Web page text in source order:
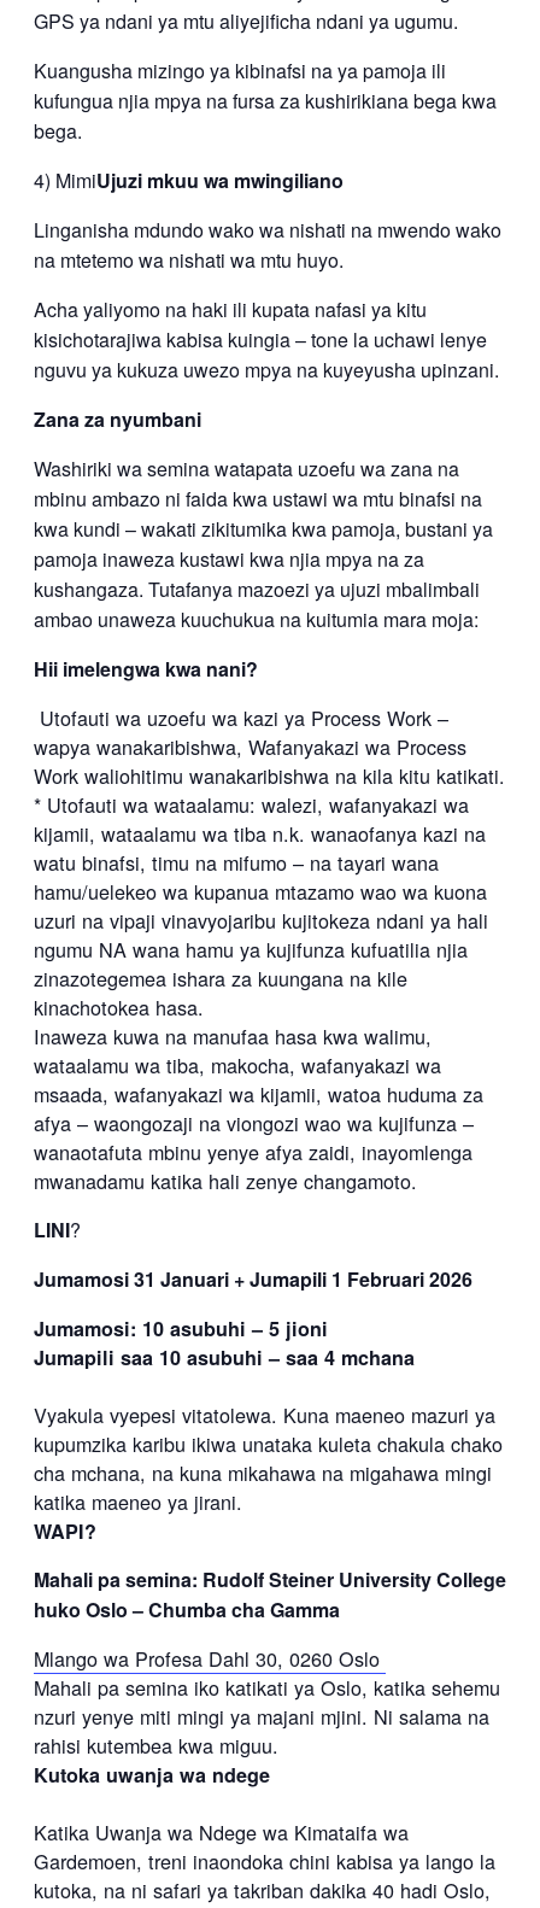
GPS ya ndani ya mtu aliyejificha ndani ya ugumu.
Kuangusha mizingo ya kibinafsi na ya pamoja ili
kufungua njia mpya na fursa za kushirikiana bega kwa
bega.
4) MimiUjuzi mkuu wa mwingiliano
Linganisha mdundo wako wa nishati na mwendo wako
na mtetemo wa nishati wa mtu huyo.
Acha yaliyomo na haki ili kupata nafasi ya kitu
kisichotarajiwa kabisa kuingia – tone la uchawi lenye
nguvu ya kukuza uwezo mpya na kuyeyusha upinzani.
Zana za nyumbani
Washiriki wa semina watapata uzoefu wa zana na
mbinu ambazo ni faida kwa ustawi wa mtu binafsi na
kwa kundi – wakati zikitumika kwa pamoja, bustani ya
pamoja inaweza kustawi kwa njia mpya na za
kushangaza. Tutafanya mazoezi ya ujuzi mbalimbali
ambao unaweza kuuchukua na kuitumia mara moja:
Hii imelengwa kwa nani?
Utofauti wa uzoefu wa kazi ya Process Work –
wapya wanakaribishwa, Wafanyakazi wa Process
Work waliohitimu wanakaribishwa na kila kitu katikati.
* Utofauti wa wataalamu: walezi, wafanyakazi wa
kijamii, wataalamu wa tiba n.k. wanaofanya kazi na
watu binafsi, timu na mifumo – na tayari wana
hamu/uelekeo wa kupanua mtazamo wao wa kuona
uzuri na vipaji vinavyojaribu kujitokeza ndani ya hali
ngumu NA wana hamu ya kujifunza kufuatilia njia
zinazotegemea ishara za kuungana na kile
kinachotokea hasa.
Inaweza kuwa na manufaa hasa kwa walimu,
wataalamu wa tiba, makocha, wafanyakazi wa
msaada, wafanyakazi wa kijamii, watoa huduma za
afya – waongozaji na viongozi wao wa kujifunza –
wanaotafuta mbinu yenye afya zaidi, inayomlenga
mwanadamu katika hali zenye changamoto.
LINI?
Jumamosi 31 Januari + Jumapili 1 Februari 2026
Jumamosi: 10 asubuhi – 5 jioni
Jumapili saa 10 asubuhi – saa 4 mchana
Vyakula vyepesi vitatolewa. Kuna maeneo mazuri ya
kupumzika karibu ikiwa unataka kuleta chakula chako
cha mchana, na kuna mikahawa na migahawa mingi
katika maeneo ya jirani.
WAPI?
Mahali pa semina: Rudolf Steiner University College
huko Oslo – Chumba cha Gamma
Mlango wa Profesa Dahl 30, 0260 Oslo
Mahali pa semina iko katikati ya Oslo, katika sehemu
nzuri yenye miti mingi ya majani mjini. Ni salama na
rahisi kutembea kwa miguu.
Kutoka uwanja wa ndege
Katika Uwanja wa Ndege wa Kimataifa wa
Gardemoen, treni inaondoka chini kabisa ya lango la
kutoka, na ni safari ya takriban dakika 40 hadi Oslo,